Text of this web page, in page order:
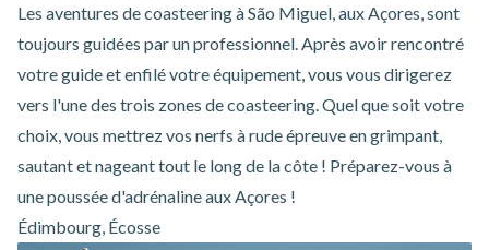
Les aventures de coasteering à São Miguel, aux Açores,sont
toujours guidées par un professionnel. Après avoir rencontré
votre guide et enfilé votre équipement, vous vous dirigerez
vers l'une des trois zones de coasteering. Quel que soit votre
choix, vous mettrez vos nerfs à rude épreuve en grimpant,
sautant et nageant tout le long de la côte ! Préparez-vous à
une poussée d'adrénaline aux Açores !
Édimbourg, Écosse